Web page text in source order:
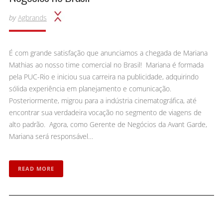
by Agbrands
É com grande satisfação que anunciamos a chegada de Mariana
Mathias ao nosso time comercial no Brasil! Mariana é formada
pela PUC-Rio e iniciou sua carreira na publicidade, adquirindo
sólida experiência em planejamento e comunicação.
Posteriormente, migrou para a indústria cinematográfica, até
encontrar sua verdadeira vocação no segmento de viagens de
alto padrão. Agora, como Gerente de Negócios da Avant Garde,
Mariana será responsável…
READ MORE